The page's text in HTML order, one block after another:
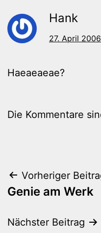
Hank
27. April
Haeaeaeae?
Die Kommentare
Vorheriger
Genie am Werk
Nächster Beitrag